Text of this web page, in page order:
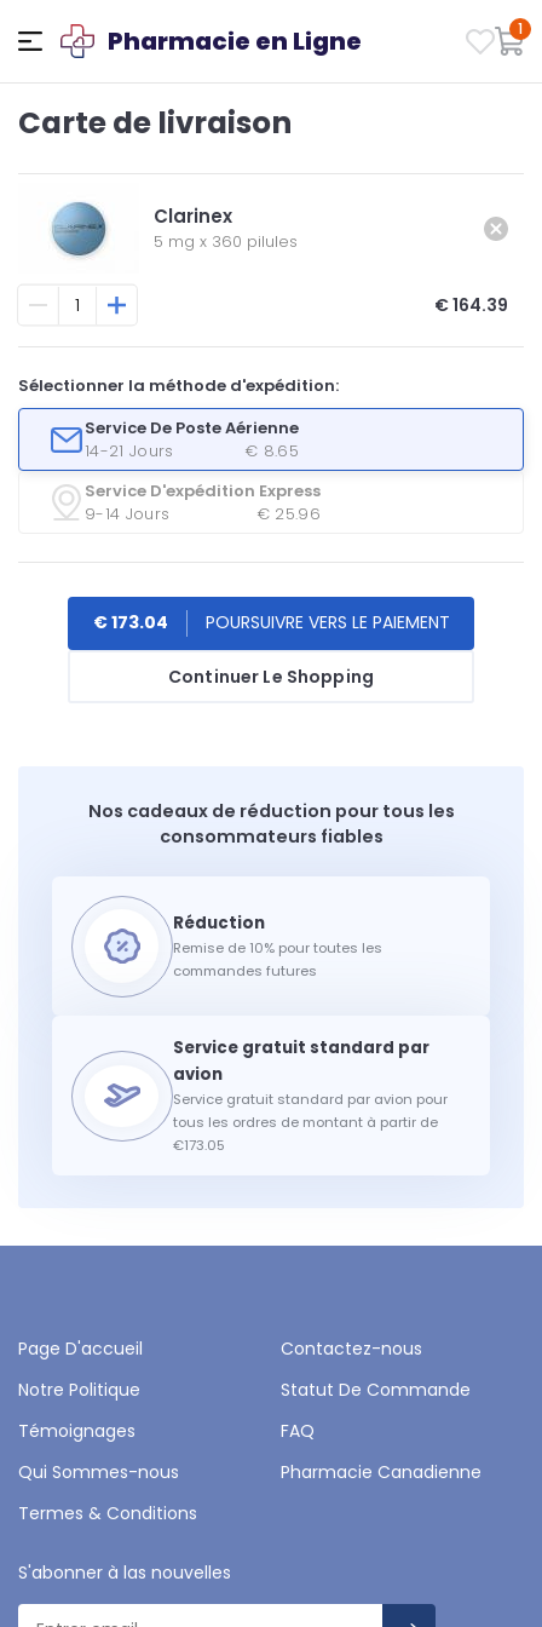
Pharmacie en Ligne 1
Carte de livraison
Clarinex
5 mg x 360 pilules
€ 164.39
Sélectionner la méthode d'expédition:
Service De Poste Aérienne
14-21 Jours
€ 8.65
Service D'expédition Express
9-14 Jours
€ 25.96
Continuer Le Shopping
€ 173.04
Nos cadeaux de réduction pour tous les
consommateurs fiables
Remise de 10% pour toutes les
commandes futures
Service gratuit standard par avion pour
tous les ordres de montant à partir de
€173.05
Page D'accueil
Contactez-nous
Notre Politique
Statut De Commande
Témoignages
FAQ
Qui Sommes-nous
Pharmacie Canadienne
Termes & Conditions
S'abonner à las nouvelles